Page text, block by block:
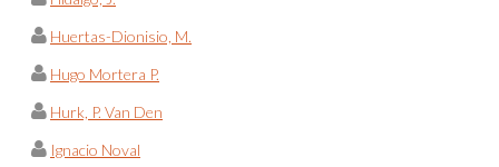
Huertas-Dionisio, M.
Hugo Mortera P.
Hurk, P. Van Den
Ignacio Noval